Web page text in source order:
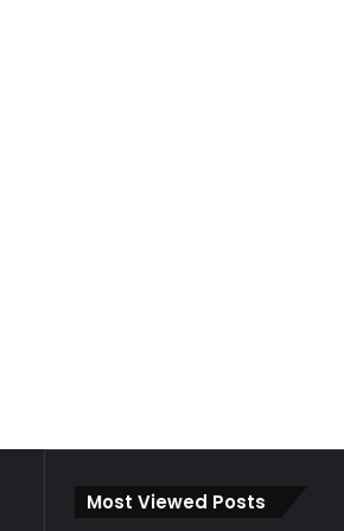
Most Viewed Posts